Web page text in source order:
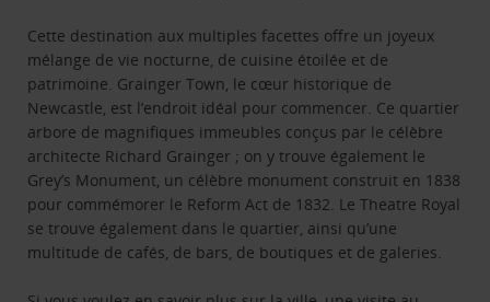
Cette destination aux multiples facettes offre un joyeux
mélange de vie nocturne, de cuisine étoilée et de
patrimoine. Grainger Town, le cœur historique de
Newcastle, est l’endroit idéal pour commencer. Ce quartier
arbore de magnifiques immeubles conçus par le célèbre
architecte Richard Grainger ; on y trouve également le
Grey’s Monument, un célèbre monument construit en 1838
pour commémorer le Reform Act de 1832. Le Theatre Royal
se trouve également dans le quartier, ainsi qu’une
multitude de cafés, de bars, de boutiques et de galeries.